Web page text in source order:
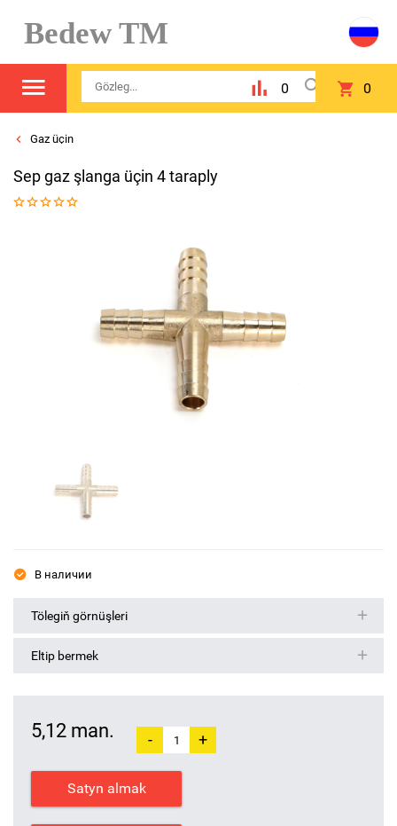
Bedew TM
0 0
Gaz üçin
Sep gaz şlanga üçin 4 taraply
В наличии
Tölegiň görnüşleri
Eltip bermek
5,12 man. - +
Satyn almak